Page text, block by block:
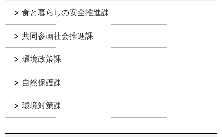
食と暮らしの安全推進課
共同参画社会推進課
環境政策課
自然保護課
環境対策課